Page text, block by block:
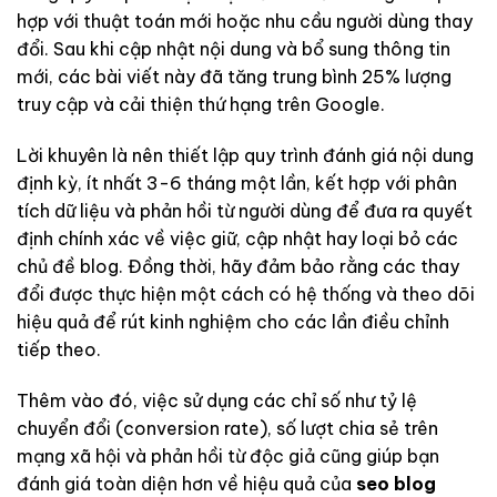
hợp với thuật toán mới hoặc nhu cầu người dùng thay
đổi. Sau khi cập nhật nội dung và bổ sung thông tin
mới, các bài viết này đã tăng trung bình 25% lượng
truy cập và cải thiện thứ hạng trên Google.
Lời khuyên là nên thiết lập quy trình đánh giá nội dung
định kỳ, ít nhất 3-6 tháng một lần, kết hợp với phân
tích dữ liệu và phản hồi từ người dùng để đưa ra quyết
định chính xác về việc giữ, cập nhật hay loại bỏ các
chủ đề blog. Đồng thời, hãy đảm bảo rằng các thay
đổi được thực hiện một cách có hệ thống và theo dõi
hiệu quả để rút kinh nghiệm cho các lần điều chỉnh
tiếp theo.
Thêm vào đó, việc sử dụng các chỉ số như tỷ lệ
chuyển đổi (conversion rate), số lượt chia sẻ trên
mạng xã hội và phản hồi từ độc giả cũng giúp bạn
đánh giá toàn diện hơn về hiệu quả của seo blog